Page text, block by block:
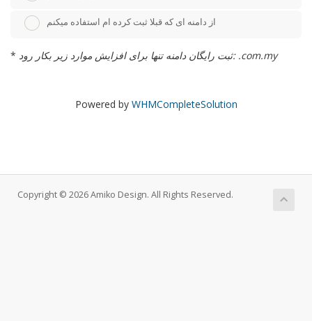
از دامنه ای که قبلا ثبت کرده ام استفاده میکنم
* ثبت رایگان دامنه تنها برای افزایش موارد زیر بکار رود: .com.my
Powered by WHMCompleteSolution
Copyright © 2026 Amiko Design. All Rights Reserved.